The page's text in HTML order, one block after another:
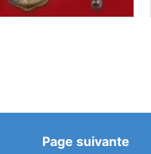
Page suivante